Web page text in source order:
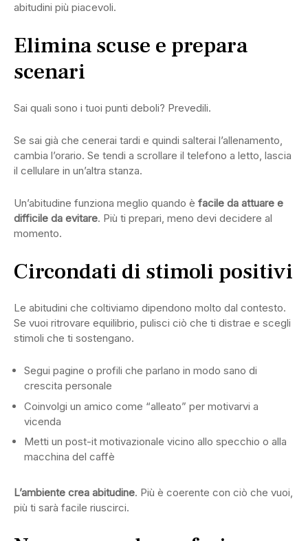
abitudini più piacevoli.
Elimina scuse e prepara
scenari
Sai quali sono i tuoi punti deboli? Prevedili.
Se sai già che cenerai tardi e quindi salterai l’allenamento,
cambia l’orario. Se tendi a scrollare il telefono a letto, lascia
il cellulare in un’altra stanza.
Un’abitudine funziona meglio quando è facile da attuare e
difficile da evitare. Più ti prepari, meno devi decidere al
momento.
Circondati di stimoli positivi
Le abitudini che coltiviamo dipendono molto dal contesto.
Se vuoi ritrovare equilibrio, pulisci ciò che ti distrae e scegli
stimoli che ti sostengano.
Segui pagine o profili che parlano in modo sano di
crescita personale
Coinvolgi un amico come “alleato” per motivarvi a
vicenda
Metti un post-it motivazionale vicino allo specchio o alla
macchina del caffè
L’ambiente crea abitudine. Più è coerente con ciò che vuoi,
più ti sarà facile riuscirci.